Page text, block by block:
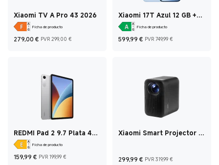
Xiaomi TV A Pro 43 2026
Ficha de producto
279,00 € Current Price €279
PVR 299,00 € Precio de mercado 299,00 €
Xiaomi 17T Azul 12 GB +
512 GB Ficha de producto
599,99 € Current Price
PVR 749,99 €
REDMI Pad 2 9.7 Plata 4
GB + 128 GB
Ficha de producto
159,99 € Current Price €159,99
PVR 199,99 € Precio de mercado 199,99 €
Xiaomi Smart Projector L1
299,99 € Current Price
PVR 319,99 €